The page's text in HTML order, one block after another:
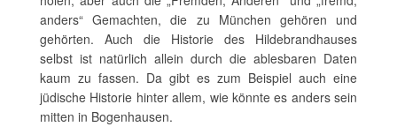
anders“ Gemachten, die zu München gehören und
gehörten. Auch die Historie des Hildebrandhauses
selbst ist natürlich allein durch die ablesbaren Daten
kaum zu fassen. Da gibt es zum Beispiel auch eine
jüdische Historie hinter allem, wie könnte es anders sein
mitten in Bogenhausen.